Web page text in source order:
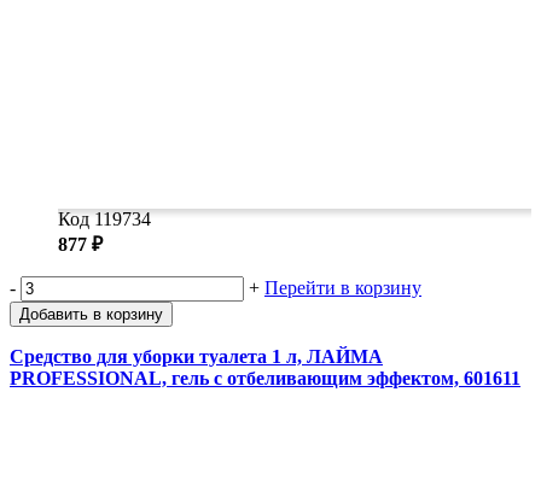
Код 119734
877 ₽
- + Перейти в корзину
Добавить в корзину
Средство для уборки туалета 1 л, ЛАЙМА
PROFESSIONAL, гель с отбеливающим эффектом, 601611